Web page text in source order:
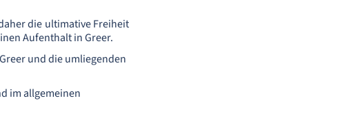
die ultimative Freiheit
Aufenthalt in Greer.
und die umliegenden
im allgemeinen